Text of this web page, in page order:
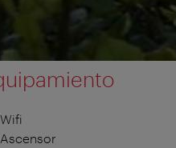
Wifi
Ascensor